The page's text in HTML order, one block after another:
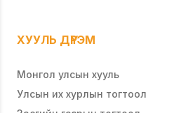
ХУУЛЬ ДҮРЭМ
Монгол улсын хууль
Улсын их хурлын тогтоол